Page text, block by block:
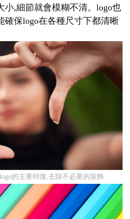
小,細節就會模糊不清。logo也
確保logo在各種尺寸下都清晰
的主要特徵,去除不必要的裝飾